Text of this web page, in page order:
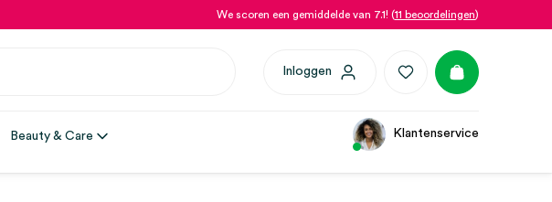
We scoren een gemiddelde van 7.1! (11 beoordelingen)
Inloggen
Beauty & Care Klantenservice